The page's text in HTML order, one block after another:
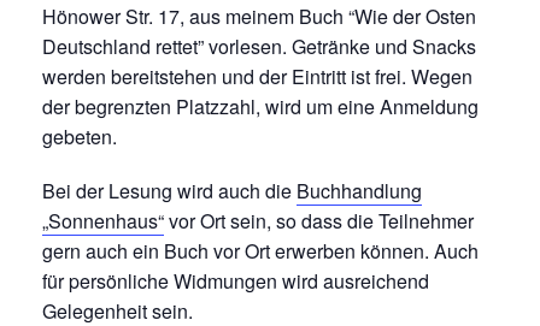
Hönower Str. 17, aus meinem Buch “Wie der Osten
Deutschland rettet” vorlesen. Getränke und Snacks
werden bereitstehen und der Eintritt ist frei. Wegen
der begrenzten Platzzahl, wird um eine Anmeldung
gebeten.
Bei der Lesung wird auch die Buchhandlung
„Sonnenhaus“vor Ort sein, so dass die Teilnehmer
gern auch ein Buch vor Ort erwerben können. Auch
für persönliche Widmungen wird ausreichend
Gelegenheit sein.